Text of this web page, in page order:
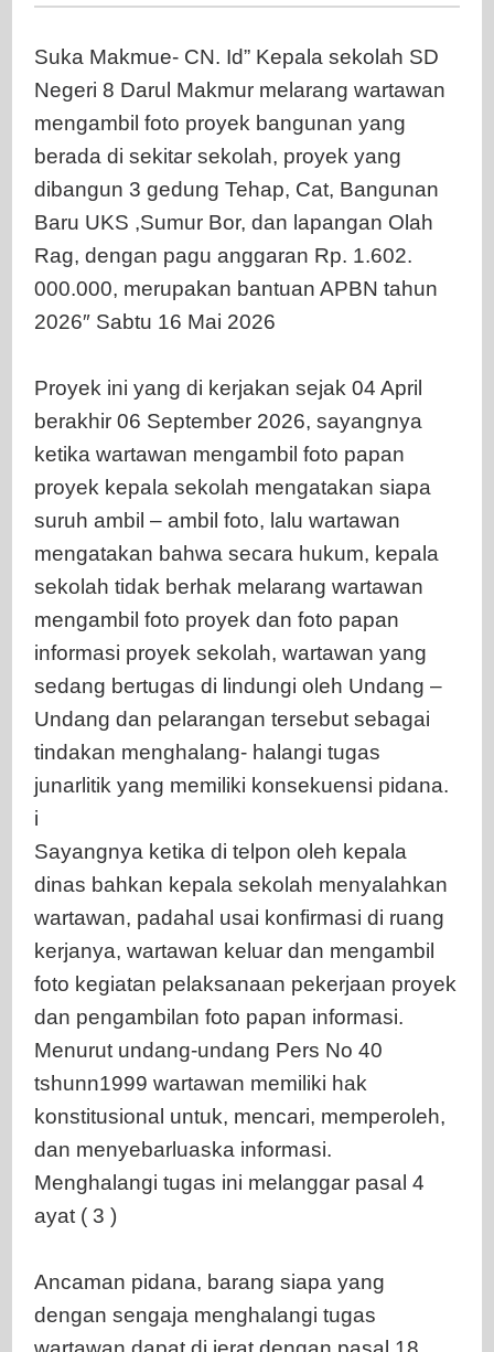
Suka Makmue- CN. Id” Kepala sekolah SD
Negeri 8 Darul Makmur melarang wartawan
mengambil foto proyek bangunan yang
berada di sekitar sekolah, proyek yang
dibangun 3 gedung Tehap, Cat, Bangunan
Baru UKS ,Sumur Bor, dan lapangan Olah
Rag, dengan pagu anggaran Rp. 1.602.
000.000, merupakan bantuan APBN tahun
2026″ Sabtu 16 Mai 2026
Proyek ini yang di kerjakan sejak 04 April
berakhir 06 September 2026, sayangnya
ketika wartawan mengambil foto papan
proyek kepala sekolah mengatakan siapa
suruh ambil – ambil foto, lalu wartawan
mengatakan bahwa secara hukum, kepala
sekolah tidak berhak melarang wartawan
mengambil foto proyek dan foto papan
informasi proyek sekolah, wartawan yang
sedang bertugas di lindungi oleh Undang –
Undang dan pelarangan tersebut sebagai
tindakan menghalang- halangi tugas
junarlitik yang memiliki konsekuensi pidana.
i
Sayangnya ketika di telpon oleh kepala
dinas bahkan kepala sekolah menyalahkan
wartawan, padahal usai konfirmasi di ruang
kerjanya, wartawan keluar dan mengambil
foto kegiatan pelaksanaan pekerjaan proyek
dan pengambilan foto papan informasi.
Menurut undang-undang Pers No 40
tshunn1999 wartawan memiliki hak
konstitusional untuk, mencari, memperoleh,
dan menyebarluaska informasi.
Menghalangi tugas ini melanggar pasal 4
ayat ( 3 )
Ancaman pidana, barang siapa yang
dengan sengaja menghalangi tugas